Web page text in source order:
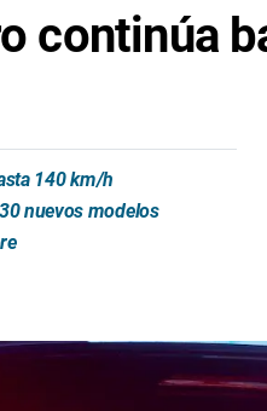
continúa
140 km/h
nuevos modelos